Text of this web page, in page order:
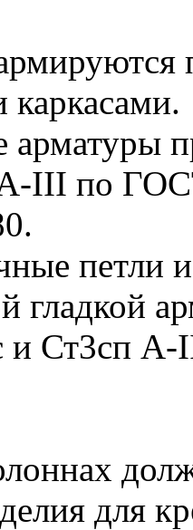
III по
петли
гладкой
и Ст3сп
для